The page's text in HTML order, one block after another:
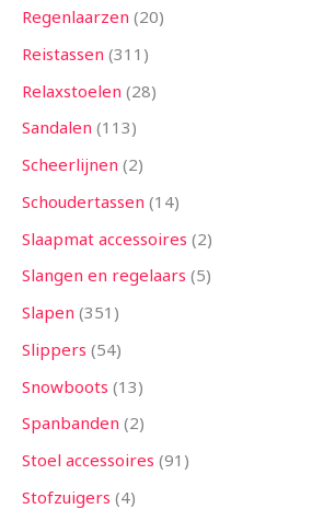
Regenlaarzen 20
Reistassen 311
Relaxstoelen 28
Sandalen 113
Scheerlijnen 2
Schoudertassen 14
Slaapmat accessoires 2
Slangen en regelaars 5
Slapen 351
Slippers 54
Snowboots 13
Spanbanden 2
Stoel accessoires 91
Stofzuigers 4